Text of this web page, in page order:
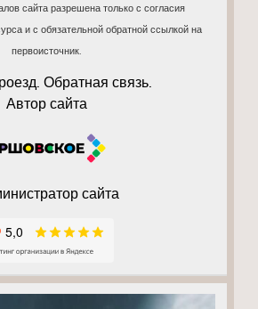
сайта разрешена только с согласия
и с обязательной обратной ссылкой на
первоисточник.
Обратная связь.
Автор сайта
сайта